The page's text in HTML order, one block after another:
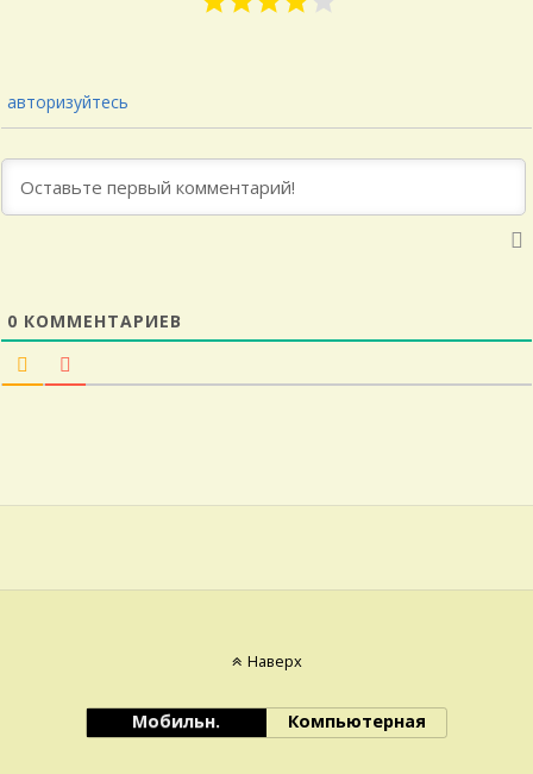
авторизуйтесь
0 КОММЕНТАРИЕВ
Наверх
Мобильн. Компьютерная